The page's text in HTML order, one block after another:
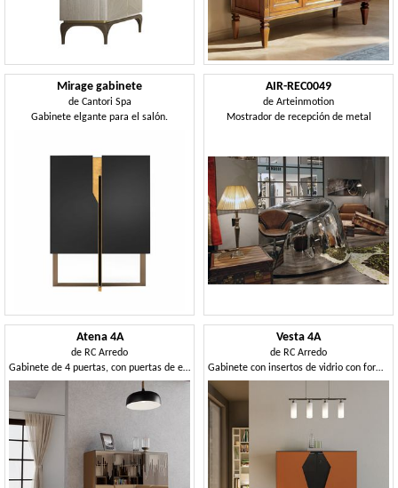
Mirage gabinete
de Cantori Spa
Gabinete elgante para el salón.
AIR-REC0049
de Arteinmotion
Mostrador de recepción de metal
Atena 4A
de RC Arredo
Gabinete de 4 puertas, con puertas de espejo bronceadas
Vesta 4A
de RC Arredo
Gabinete con insertos de vidrio con forma, con un diseño geométrico